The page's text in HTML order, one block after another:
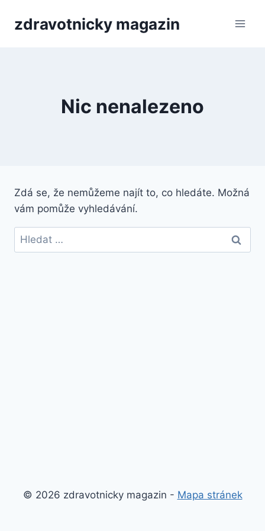
zdravotnicky magazin
Nic nenalezeno
Zdá se, že nemůžeme najít to, co hledáte. Možná
vám pomůže vyhledávání.
Vyhledávání
© 2026 zdravotnicky magazin - Mapa stránek